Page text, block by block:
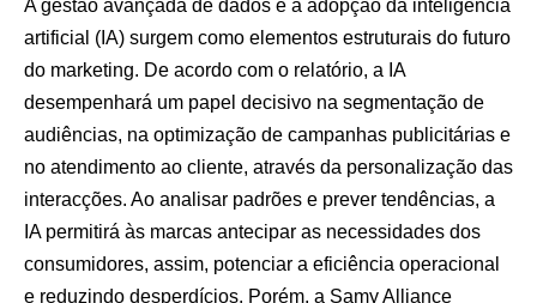
A gestão avançada de dados e a adopção da inteligência
artificial (IA) surgem como elementos estruturais do futuro
do marketing. De acordo com o relatório, a IA
desempenhará um papel decisivo na segmentação de
audiências, na optimização de campanhas publicitárias e
no atendimento ao cliente, através da personalização das
interacções. Ao analisar padrões e prever tendências, a
IA permitirá às marcas antecipar as necessidades dos
consumidores, assim, potenciar a eficiência operacional
e reduzindo desperdícios. Porém, a Samy Alliance